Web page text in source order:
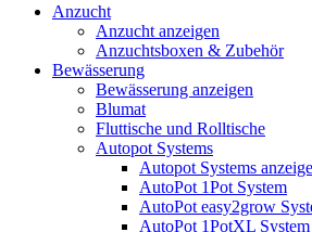
Anzucht
Anzucht anzeigen
Anzuchtsboxen & Zubehör
Bewässerung
Bewässerung anzeigen
Blumat
Fluttische und Rolltische
Autopot Systems
Autopot Systems
AutoPot 1Pot System
AutoPot easy2grow
AutoPot 1PotXL System